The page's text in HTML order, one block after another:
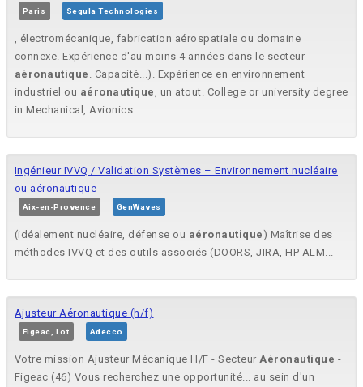
Paris Segula Technologies
, électromécanique, fabrication aérospatiale ou domaine
connexe. Expérience d'au moins 4 années dans le secteur
aéronautique . Capacité...). Expérience en environnement
industriel ou aéronautique, un atout. College or university degree
in Mechanical, Avionics...
Ingénieur IVVQ / Validation Systèmes – Environnement nucléaire
ou aéronautique
Aix-en-Provence GenWaves
(idéalement nucléaire, défense ou aéronautique ) Maîtrise des
méthodes IVVQ et des outils associés (DOORS, JIRA, HP ALM...
Ajusteur Aéronautique (h/f)
Figeac, Lot Adecco
Votre mission Ajusteur Mécanique H/F - SecteurAéronautique -
Figeac (46) Vous recherchez une opportunité... au sein d'un